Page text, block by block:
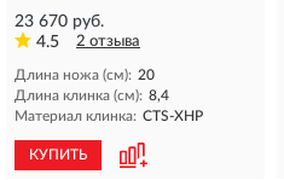
23 670 руб.
4.5
2 отзыва
Длина ножа (см): 20
Длина клинка (см): 8,4
Материал клинка: CTS-XHP
КУПИТЬ